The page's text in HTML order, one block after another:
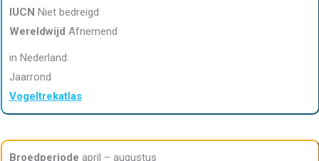
IUCN Niet bedreigd
Wereldwijd Afnemend
in Nederland:
Jaarrond
Vogeltrekatlas
Broedperiode april – augustus